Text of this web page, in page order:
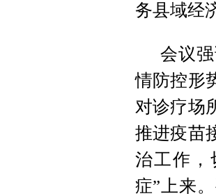
务县域经
会议
情防控形
对诊疗场
推进疫苗
治工作，
症”上来